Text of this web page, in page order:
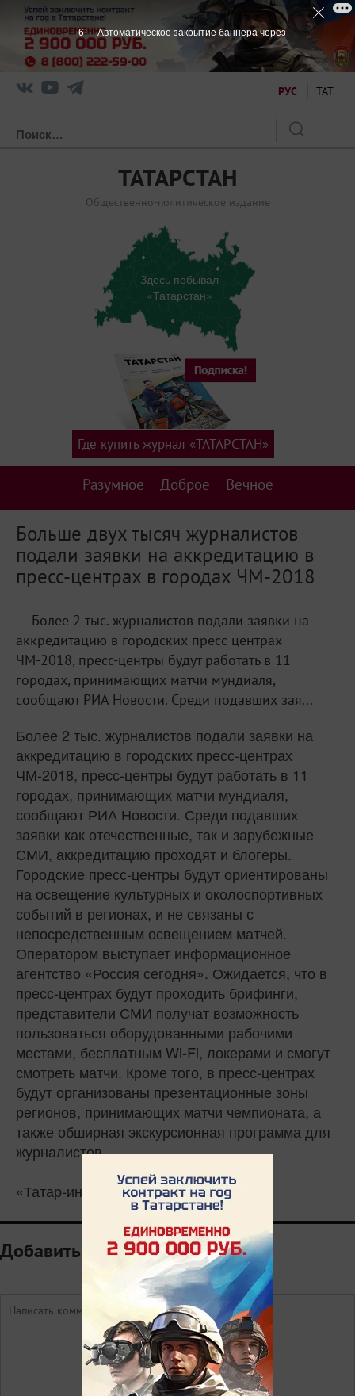
РУС ТАТ
ТАТАРСТАН
Общественно-политическое издание
Здесь побывал
«Татарстан»
Разумное Доброе Вечное
Где купить журнал «ТАТАРСТАН»
Больше двух тысяч журналистов
подали заявки на аккредитацию в
пресс-центрах в городах ЧМ-2018
Более 2 тыс. журналистов подали заявки на
аккредитацию в городских пресс-центрах
ЧМ-2018, пресс-центры будут работать в 11
городах, принимающих матчи мундиаля,
сообщают РИА Новости. Среди подавших зая...
Более 2 тыс. журналистов подали заявки на
аккредитацию в городских пресс-центрах
ЧМ-2018, пресс-центры будут работать в 11
городах, принимающих матчи мундиаля,
сообщают РИА Новости. Среди подавших
заявки как отечественные, так и зарубежные
СМИ, аккредитацию проходят и блогеры.
Городские пресс-центры будут ориентированы
на освещение культурных и околоспортивных
событий в регионах, и не связаны с
непосредственным освещением матчей.
Оператором выступает информационное
агентство «Россия сегодня». Ожидается, что в
пресс-центрах будут проходить брифинги,
представители СМИ получат возможность
пользоваться оборудованными рабочими
местами, бесплатным Wi-Fi, локерами и смогут
смотреть матчи. Кроме того, в пресс-центрах
будут организованы презентационные зоны
регионов, принимающих матчи чемпионата, а
также обширная экскурсионная программа для
журналистов.
«Татар-информ»
Добавить комментарий
6 Автоматическое закрытие баннера через